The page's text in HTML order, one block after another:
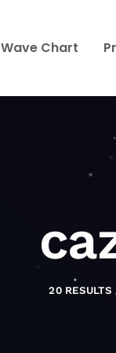
Wave Chart
20